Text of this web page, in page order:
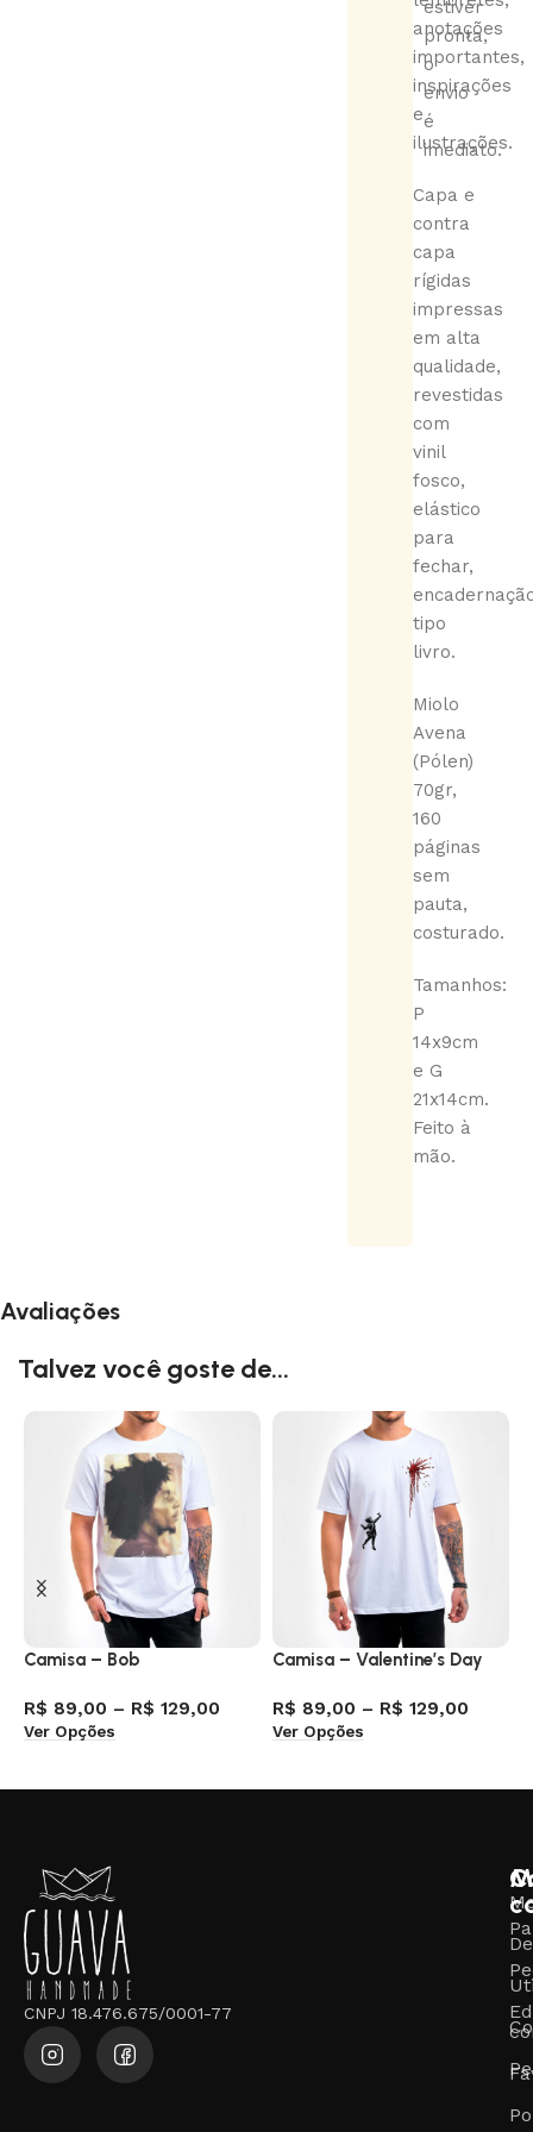
estiver
pronta,
o
envio
é
imediato.
anotações
importantes,
inspirações
e
ilustrações.
Capa e
contra
capa
rígidas
impressas
em alta
qualidade,
revestidas
com
vinil
fosco,
elástico
para
fechar,
tipo
livro.
Miolo
Avena
(Pólen)
70gr,
160
páginas
sem
pauta,
costurado.
Tamanhos:
P
14x9cm
e G
21x14cm.
Feito à
mão.
Avaliações
Talvez você goste de...
Camisa – Bob
R$ 89,00 – R$ 129,00
Ver Opções
Camisa – Valentine’s Day
R$ 89,00 – R$ 129,00
Ver Opções
CNPJ 18.476.675/0001-77